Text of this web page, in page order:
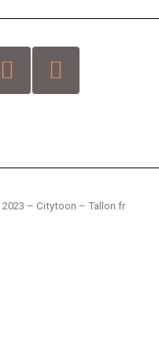
2023 – Citytoon – Tallon.fr